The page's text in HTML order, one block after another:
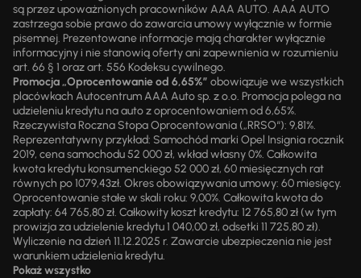
są przez upoważnionych pracowników AAA AUTO. AAA AUTO
zastrzega sobie prawo do zawarcia umowy wyłącznie w formie
pisemnej. Prezentowane informacje mają charakter wyłącznie
informacyjny i nie stanowią oferty ani zapewnienia w rozumieniu
art. 66 § 1 oraz art. 556 Kodeksu cywilnego.
Promocja „Oprocentowanie od 6,65%” obowiązuje we wszystkich
placówkach Autocentrum AAA Auto sp. z o.o. Promocja polega na
udzieleniu kredytu na auto z oprocentowaniem od 6,65%.
Rzeczywista Roczna Stopa Oprocentowania („RRSO“): 9,81%.
Reprezentatywny przykład: Samochód marki Opel Insignia rocznik
2019, cena samochodu 52 000 zł, wkład własny 0%. Całkowita
kwota kredytu konsumenckiego 52 000 zł, 60 miesięcznych rat
równych po 1079,43zł. Okres obowiązywania umowy: 60 miesięcy.
Oprocentowanie stałe w skali roku: 9,00%. Całkowita kwota do
zapłaty: 64 765,80 zł. Całkowity koszt kredytu: 12 765,80 zł (w tym
prowizja za udzielenie kredytu 1 040,00 zł, odsetki 11 725,80 zł).
Wyliczenie na dzień 11.12.2025 r. Zawarcie ubezpieczenia nie jest
warunkiem udzielenia kredytu.
Pokaż wszystko